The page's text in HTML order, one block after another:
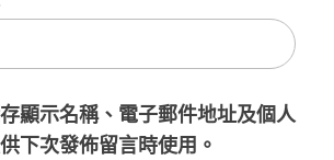
顯示名稱、電子郵件地址及個人
下次發佈留言時使用。